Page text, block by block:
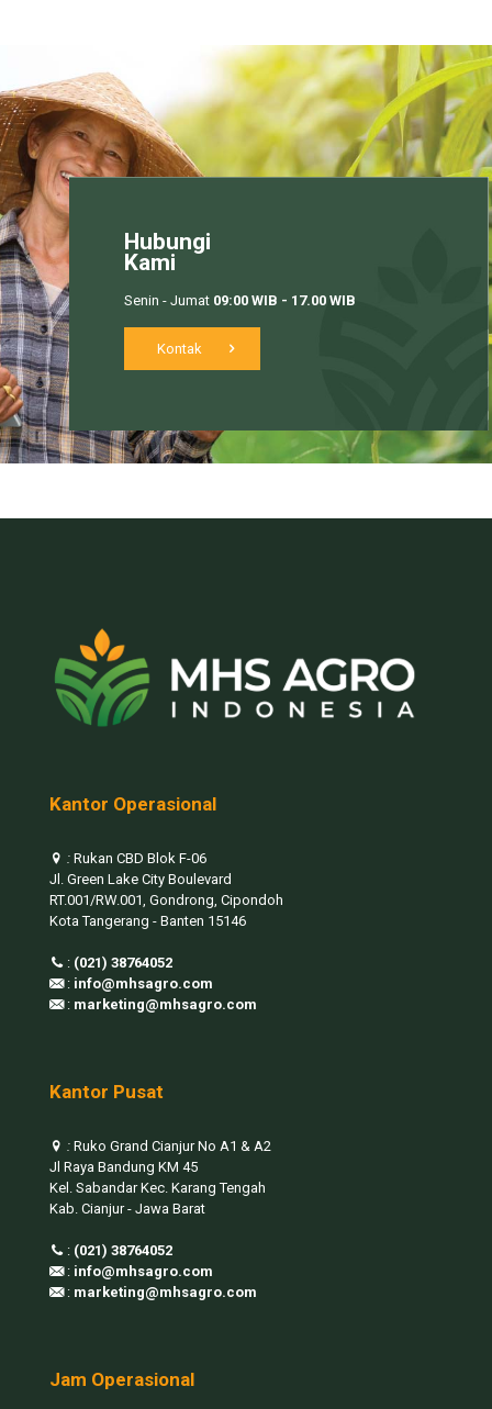
Hubungi
Kami
Senin - Jumat 09:00 WIB - 17.00 WIB
Kontak
Kantor Operasional
: Rukan CBD Blok F-06
Jl. Green Lake City Boulevard
RT.001/RW.001, Gondrong, Cipondoh
Kota Tangerang - Banten 15146
: (021) 38764052
: info@mhsagro.com
: marketing@mhsagro.com
Kantor Pusat
: Ruko Grand Cianjur No A1 & A2
Jl Raya Bandung KM 45
Kel. Sabandar Kec. Karang Tengah
Kab. Cianjur - Jawa Barat
: (021) 38764052
: info@mhsagro.com
: marketing@mhsagro.com
Jam Operasional